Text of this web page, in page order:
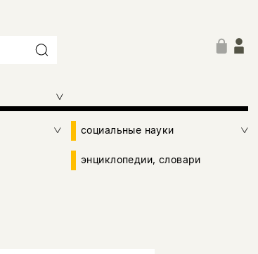
социальные науки
энциклопедии, словари